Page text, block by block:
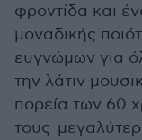
φροντίδα και
μοναδικής
ευγνώμων για
την λάτιν
πορεία των 60
τους